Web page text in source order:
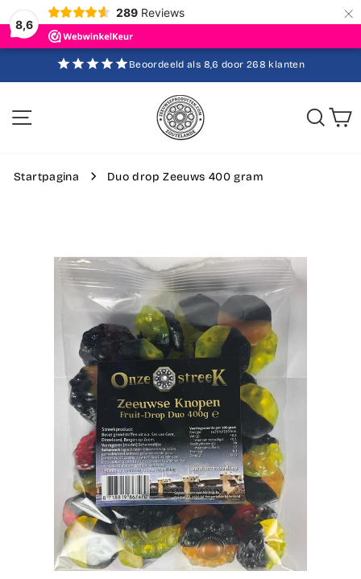
8,6
289 Reviews ×
inhoud
Beoordeeld als 8,6 door 268 klanten
Startpagina Duo drop Zeeuws 400 gram